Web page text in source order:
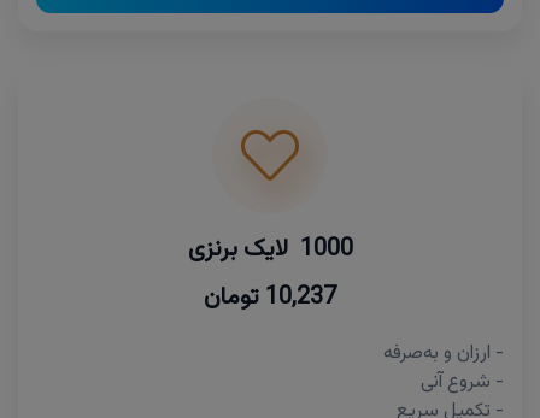
1000 لایک برنزی
10,237 تومان
- ارزان و به‌صرفه
- شروع آنی
- تکمیل سریع